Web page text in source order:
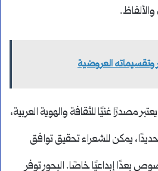
وتقسيماته العروضية
مصدرًا غنيًا للثقافة والهوية العربية،
يمكن للشعراء تحقيق توافق
بعدًا إبداعيًا خاصًا. البحور توفر